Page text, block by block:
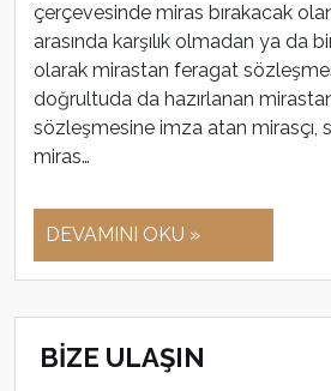
çerçevesinde miras bırakacak
arasında karşılık olmadan ya da
olarak mirastan feragat
doğrultuda da hazırlanan
sözleşmesine imza atan mirasçı,
miras…
DEVAMINI OKU »
BİZE ULAŞIN